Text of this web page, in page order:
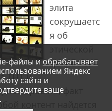
элита
сокрушаетс
я об
ценности
ТНТ и
проекта, факт
контент найдется
файлы иобрабатывает
Яндекс
сайта и
ваше